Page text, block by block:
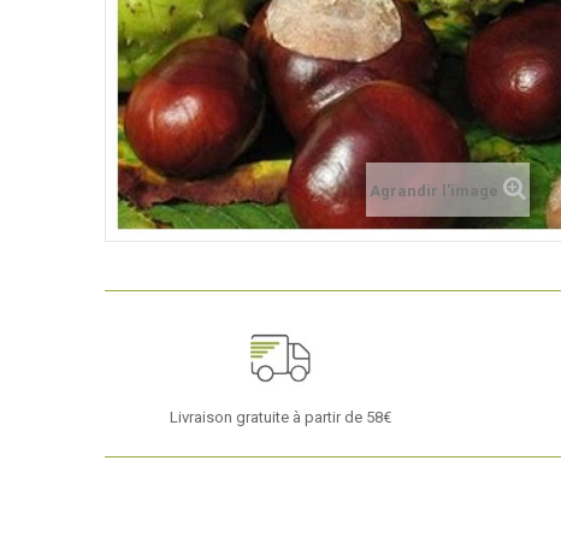
Agrandir l'image
Livraison gratuite à partir de 58€